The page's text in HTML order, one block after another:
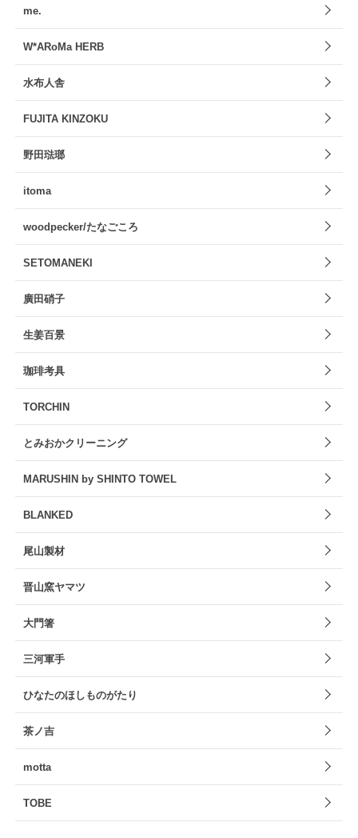
me.
W*ARoMa HERB
水布人舎
FUJITA KINZOKU
野田琺瑯
itoma
woodpecker/たなごころ
SETOMANEKI
廣田硝子
生姜百景
珈琲考具
TORCHIN
とみおかクリーニング
MARUSHIN by SHINTO TOWEL
BLANKED
尾山製材
晋山窯ヤマツ
大門箸
三河軍手
ひなたのほしものがたり
茶ノ吉
motta
TOBE